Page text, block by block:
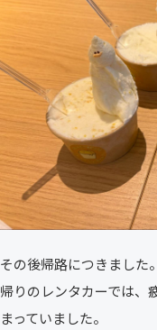
その後帰路につきました。
帰りのレンタカーでは、
まっていました。